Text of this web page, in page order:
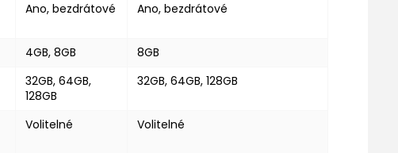
Ano, bezdrátové Ano, bezdrátové
4GB, 8GB
8GB
32GB, 64GB,
128GB
32GB, 64GB, 128GB
Volitelné Volitelné